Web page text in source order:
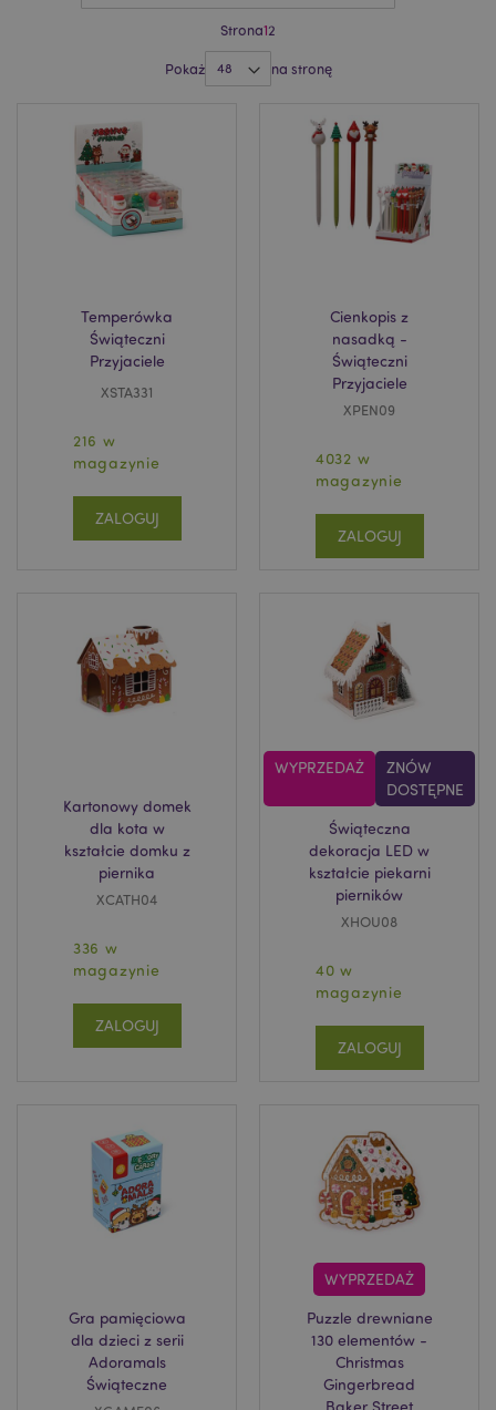
Strona12
Pokaż na stronę
Temperówka
Świąteczni
Przyjaciele
XSTA331
216 w
magazynie
ZALOGUJ
Cienkopis z
nasadką -
Świąteczni
Przyjaciele
XPEN09
4032 w
magazynie
ZALOGUJ
Kartonowy domek
dla kota w
kształcie domku z
piernika
XCATH04
336 w
magazynie
ZALOGUJ
WYPRZEDAŻ
ZNÓW
DOSTĘPNE
Świąteczna
dekoracja LED w
kształcie piekarni
pierników
XHOU08
40 w
magazynie
ZALOGUJ
Gra pamięciowa
dla dzieci z serii
Adoramals
Świąteczne
WYPRZEDAŻ
Puzzle drewniane
130 elementów -
Christmas
Gingerbread
Baker Street